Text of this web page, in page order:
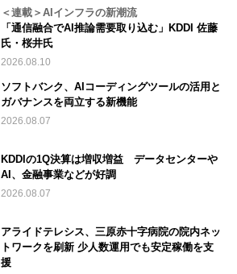
＜連載＞AIインフラの新潮流
「通信融合でAI推論需要取り込む」KDDI 佐藤
氏・桜井氏
2026.08.10
ソフトバンク、AIコーディングツールの活用と
ガバナンスを両立する新機能
2026.08.07
KDDIの1Q決算は増収増益 データセンターや
AI、金融事業などが好調
2026.08.07
アライドテレシス、三原赤十字病院の院内ネッ
トワークを刷新 少人数運用でも安定稼働を支
援